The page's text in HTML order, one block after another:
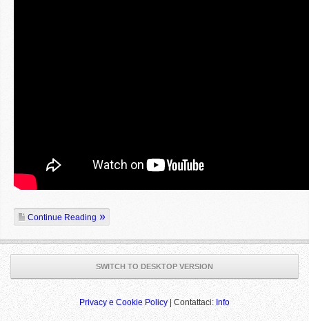
Continue Reading
SWITCH TO DESKTOP VERSION
Privacy e Cookie Policy| Contattaci: Info